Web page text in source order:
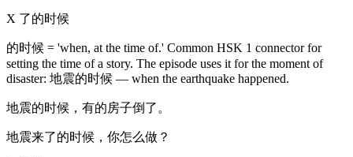
X 了的时候
的时候 = 'when, at the time of.' Common HSK 1 connector for
setting the time of a story. The episode uses it for the moment of
disaster: 地震的时候 — when the earthquake happened.
地震的时候，有的房子倒了。
地震来了的时候，你怎么做？